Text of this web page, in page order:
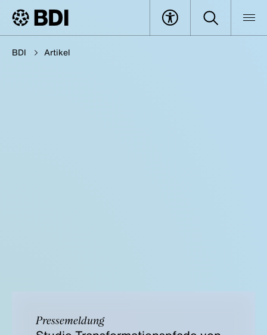
BDI Artikel
Pressemeldung